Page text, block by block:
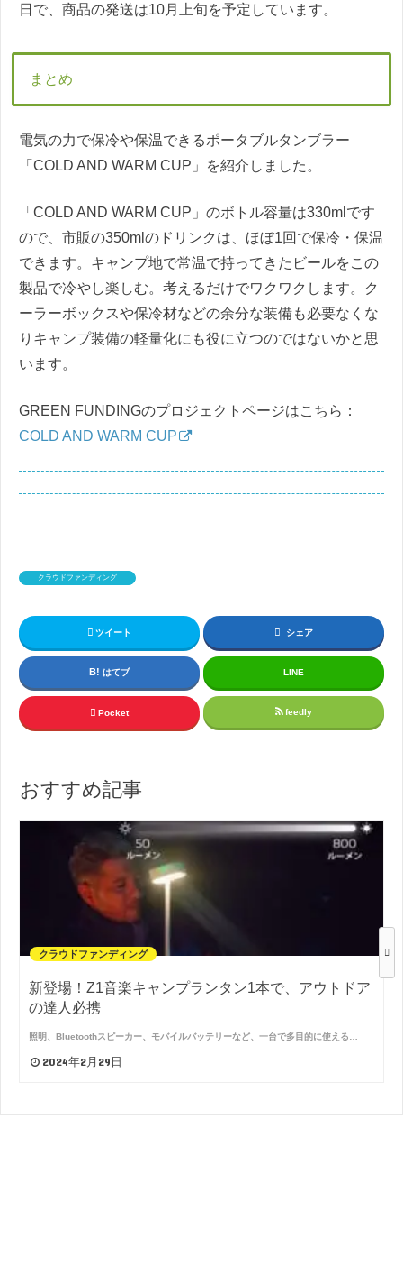
日で、商品の発送は10月上旬を予定しています。
まとめ
電気の力で保冷や保温できるポータブルタンブラー
「COLD AND WARM CUP」を紹介しました。
「COLD AND WARM CUP」のボトル容量は330mlです
ので、市販の350mlのドリンクは、ほぼ1回で保冷・保温
できます。キャンプ地で常温で持ってきたビールをこの
製品で冷やし楽しむ。考えるだけでワクワクします。ク
ーラーボックスや保冷材などの余分な装備も必要なくな
りキャンプ装備の軽量化にも役に立つのではないかと思
います。
GREEN FUNDINGのプロジェクトページはこちら：
COLD AND WARM CUP
クラウドファンディング
ツイート シェア
はてブ LINE
Pocket feedly
おすすめ記事
クラウドファンディング
新登場！Z1音楽キャンプランタン1本で、アウトドア
の達人必携
照明、Bluetoothスピーカー、モバイルバッテリーなど、一台で多目的に使える…
2024年2月29日